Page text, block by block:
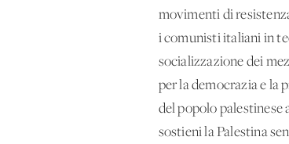
movimenti di
i comunisti italiani in
socializzazione dei
per la democrazia e la
del popolo palestinese
sostieni la Palestina